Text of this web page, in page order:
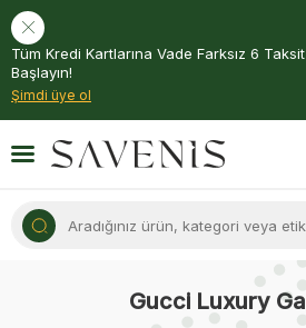
Tüm Kredi Kartlarına Vade Farksız 6 Taksit
Başlayın!
Şimdi üye ol
Gucci Luxury